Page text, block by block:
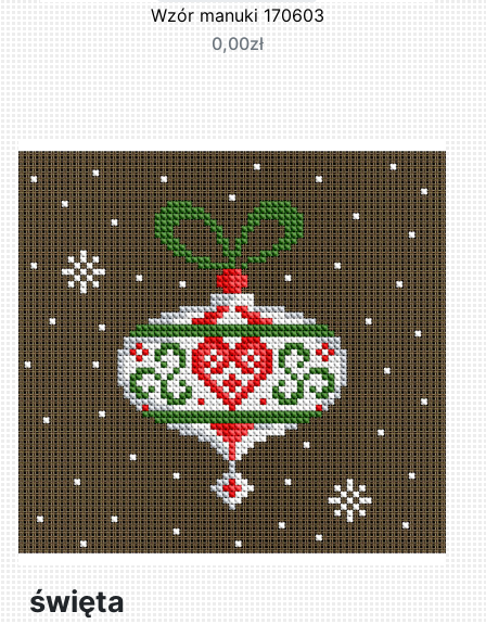
Wzór manuki 170603
0,00zł
święta